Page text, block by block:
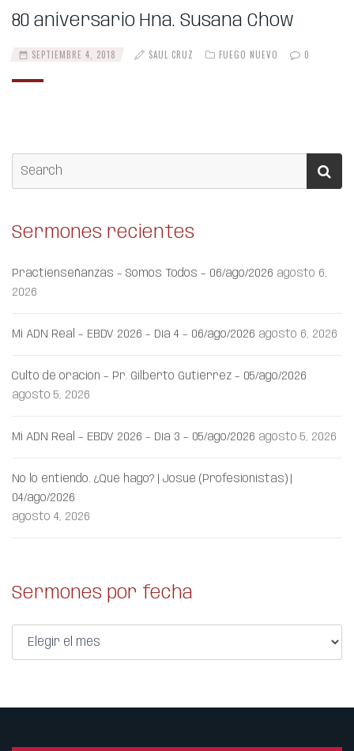
80 aniversario Hna. Susana Chow
SEPTIEMBRE 4, 2018 SAUL CRUZ FUEGO NUEVO 0
Sermones recientes
Practienseñanzas – Somos Todos – 06/ago/2026 agosto 6,
2026
Mi ADN Real – EBDV 2026 – Día 4 – 06/ago/2026 agosto 6, 2026
Culto de oración – Pr. Gilberto Gutiérrez – 05/ago/2026
agosto 5, 2026
Mi ADN Real – EBDV 2026 – Día 3 – 05/ago/2026 agosto 5, 2026
No lo entiendo. ¿Qué hago? | Josué (Profesionistas) |
04/ago/2026
agosto 4, 2026
Sermones por fecha